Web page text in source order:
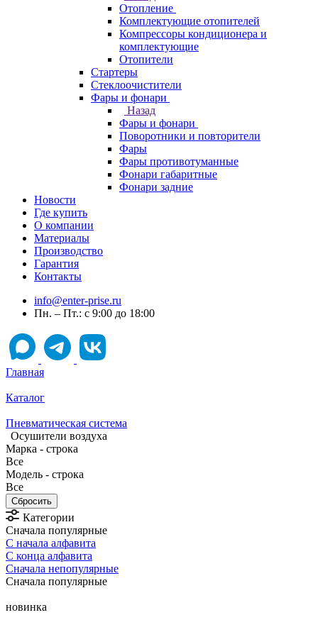
Отопление
Комплектующие отопителей
Компрессоры кондиционера и
комплектующие
Отопители
Стартеры
Стеклоочистители
Фары и фонари
Назад
Фары и фонари
Поворотники и повторители
Фары
Фары противотуманные
Фонари габаритные
Фонари задние
Новости
Где купить
О компании
Материалы
Производство
Гарантия
Контакты
info@enter-prise.ru
Пн. – Пт.: с 9:00 до 18:00
Главная
Каталог
Пневматическая система
Осушители воздуха
Марка - строка
Все
Модель - строка
Все
Категории
Сначала популярные
С начала алфавита
С конца алфавита
Сначала непопулярные
Сначала популярные
новинка